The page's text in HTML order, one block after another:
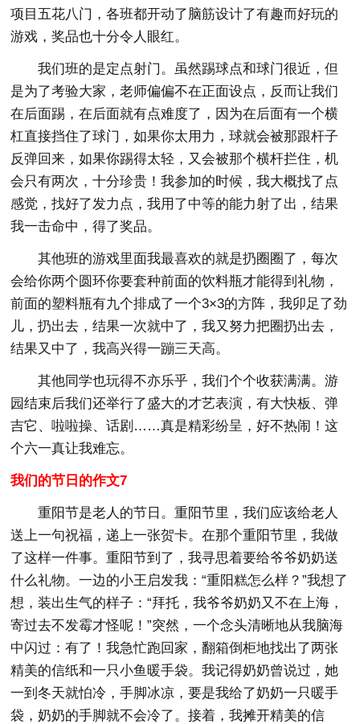
项目五花八门，各班都开动了脑筋设计了有趣而好玩的
游戏，奖品也十分令人眼红。
我们班的是定点射门。虽然踢球点和球门很近，但
是为了考验大家，老师偏偏不在正面设点，反而让我们
在后面踢，在后面就有点难度了，因为在后面有一个横
杠直接挡住了球门，如果你太用力，球就会被那跟杆子
反弹回来，如果你踢得太轻，又会被那个横杆拦住，机
会只有两次，十分珍贵！我参加的时候，我大概找了点
感觉，找好了发力点，我用了中等的能力射了出，结果
我一击命中，得了奖品。
其他班的游戏里面我最喜欢的就是扔圈圈了，每次
会给你两个圆环你要套种前面的饮料瓶才能得到礼物，
前面的塑料瓶有九个排成了一个3×3的方阵，我卯足了劲
儿，扔出去，结果一次就中了，我又努力把圈扔出去，
结果又中了，我高兴得一蹦三天高。
其他同学也玩得不亦乐乎，我们个个收获满满。游
园结束后我们还举行了盛大的才艺表演，有大快板、弹
吉它、啦啦操、话剧……真是精彩纷呈，好不热闹！这
个六一真让我难忘。
我们的节日的作文7
重阳节是老人的节日。重阳节里，我们应该给老人
送上一句祝福，递上一张贺卡。在那个重阳节里，我做
了这样一件事。重阳节到了，我寻思着要给爷爷奶奶送
什么礼物。一边的小王启发我：“重阳糕怎么样？”我想了
想，装出生气的样子：“拜托，我爷爷奶奶又不在上海，
寄过去不发霉才怪呢！”突然，一个念头清晰地从我脑海
中闪过：有了！我急忙跑回家，翻箱倒柜地找出了两张
精美的信纸和一只小鱼暖手袋。我记得奶奶曾说过，她
一到冬天就怕冷，手脚冰凉，要是我给了奶奶一只暖手
袋，奶奶的手脚就不会冷了。接着，我摊开精美的信